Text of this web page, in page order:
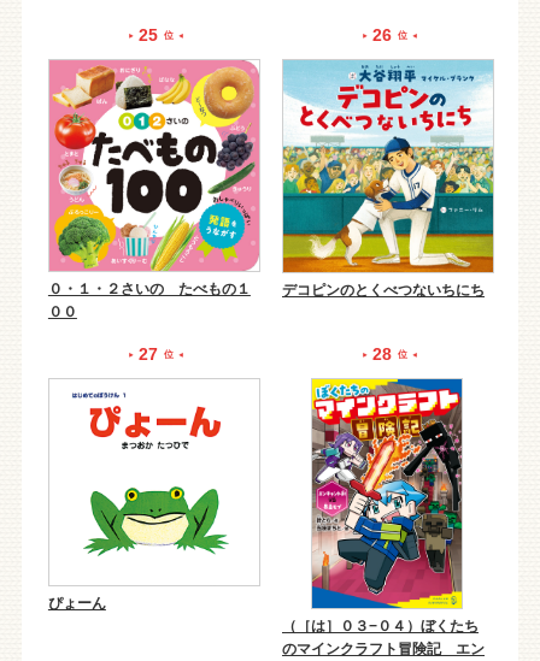
25 位
０・１・２さいの たべもの１
００
26 位
デコピンのとくべつないちにち
27 位
ぴょーん
28 位
（［は］０３−０４）ぼくたち
のマインクラフト冒険記 エン